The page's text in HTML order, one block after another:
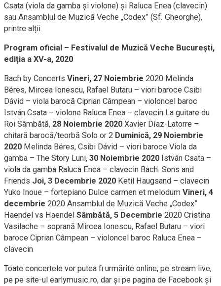
Csata (viola da gamba și violone) și Raluca Enea (clavecin)
sau Ansamblul de Muzică Veche „Codex” (Sf. Gheorghe),
printre alții.
Program oficial – Festivalul de Muzică Veche București,
ediția a XV-a, 2020
Bach by Concerts Vineri, 27 Noiembrie 2020 Melinda
Béres, Mircea Ionescu, Rafael Butaru – viori baroce Csibi
Dávid – viola barocă Ciprian Câmpean – violoncel baroc
István Csata – violone Raluca Enea – clavecin La guitare du
Roi Sâmbătă, 28 Noiembrie 2020 Xavier Díaz-Latorre –
chitară barocă/teorbă Solo or 2 Duminică, 29 Noiembrie
2020 Melinda Béres, Csibi Dávid – viori baroce Viola da
gamba – The Story Luni, 30 Noiembrie 2020 István Csata –
viola da gamba Raluca Enea – clavecin Bach. Sons and
Friends Joi, 3 Decembrie 2020 Ketil Haugsand – clavecin
Yuko Inoue – fortepiano Dulce carmen et melodum Vineri, 4
decembrie 2020 Ansamblul de Muzică Veche „Codex”
Haendel vs Haendel Sâmbătă, 5 Decembrie 2020 Cristina
Vasilache – soprană Mircea Ionescu, Rafael Butaru – viori
baroce Ciprian Câmpean – violoncel baroc Raluca Enea –
clavecin
Toate concertele vor putea fi urmărite online, pe stream live,
pe pe site-ul earlymusic.ro, dar și pe pagina de Facebook și